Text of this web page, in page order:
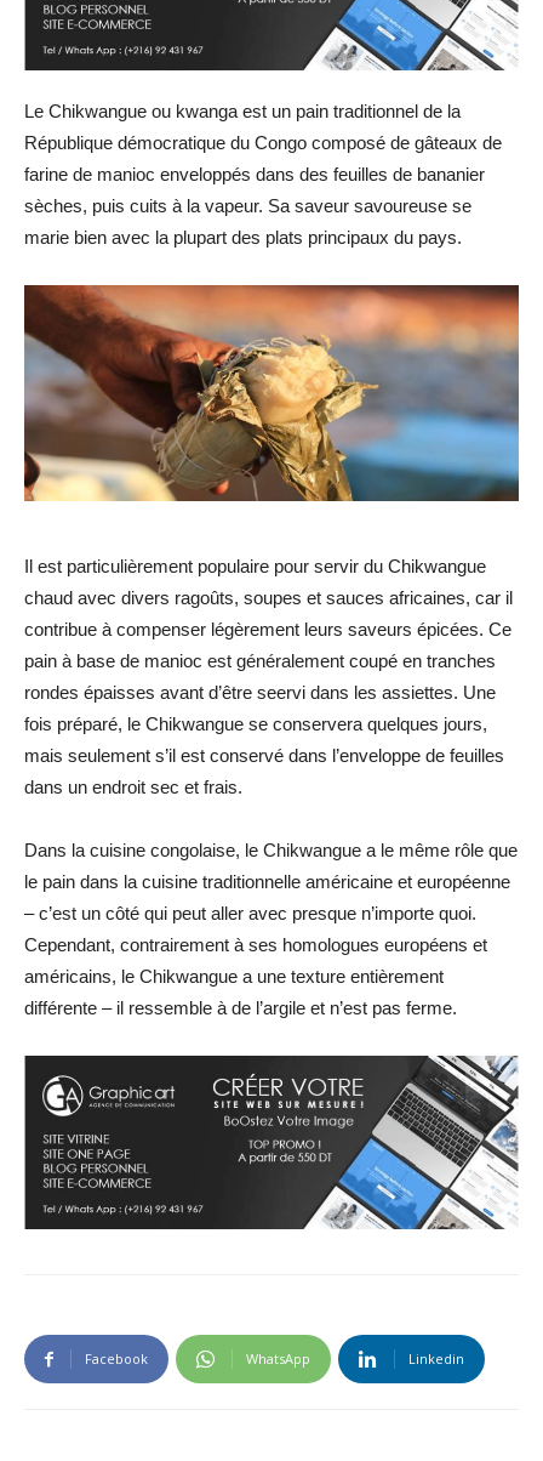
Le Chikwangue ou kwanga est un pain traditionnel de la
République démocratique du Congo composé de gâteaux de
farine de manioc enveloppés dans des feuilles de bananier
sèches, puis cuits à la vapeur. Sa saveur savoureuse se
marie bien avec la plupart des plats principaux du pays.
Il est particulièrement populaire pour servir du Chikwangue
chaud avec divers ragoûts, soupes et sauces africaines, car il
contribue à compenser légèrement leurs saveurs épicées. Ce
pain à base de manioc est généralement coupé en tranches
rondes épaisses avant d’être seervi dans les assiettes. Une
fois préparé, le Chikwangue se conservera quelques jours,
mais seulement s’il est conservé dans l’enveloppe de feuilles
dans un endroit sec et frais.
Dans la cuisine congolaise, le Chikwangue a le même rôle que
le pain dans la cuisine traditionnelle américaine et européenne
– c’est un côté qui peut aller avec presque n’importe quoi.
Cependant, contrairement à ses homologues européens et
américains, le Chikwangue a une texture entièrement
différente – il ressemble à de l’argile et n’est pas ferme.
Facebook WhatsApp Linkedin